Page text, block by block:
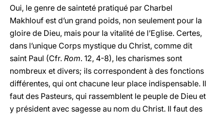
Oui, le genre de sainteté pratiqué par Charbel
Makhlouf est d’un grand poids, non seulement pour la
gloire de Dieu, mais pour la vitalité de l’Eglise. Certes,
dans l’unique Corps mystique du Christ, comme dit
saint Paul (Cfr. Rom. 12, 4-8), les charismes sont
nombreux et divers; ils correspondent à des fonctions
différentes, qui ont chacune leur place indispensable. Il
faut des Pasteurs, qui rassemblent le peuple de Dieu et
y président avec sagesse au nom du Christ. Il faut des